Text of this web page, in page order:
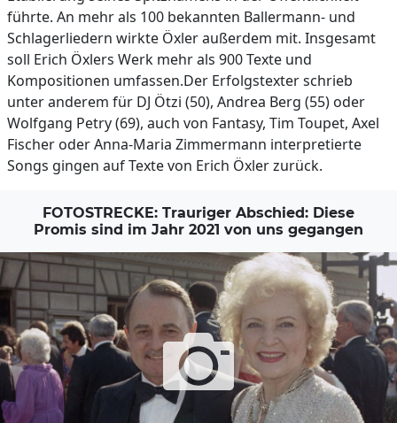
führte. An mehr als 100 bekannten Ballermann- und
Schlagerliedern wirkte Öxler außerdem mit. Insgesamt
soll Erich Öxlers Werk mehr als 900 Texte und
Kompositionen umfassen.Der Erfolgstexter schrieb
unter anderem für DJ Ötzi (50), Andrea Berg (55) oder
Wolfgang Petry (69), auch von Fantasy, Tim Toupet, Axel
Fischer oder Anna-Maria Zimmermann interpretierte
Songs gingen auf Texte von Erich Öxler zurück.
FOTOSTRECKE: Trauriger Abschied: Diese
Promis sind im Jahr 2021 von uns gegangen